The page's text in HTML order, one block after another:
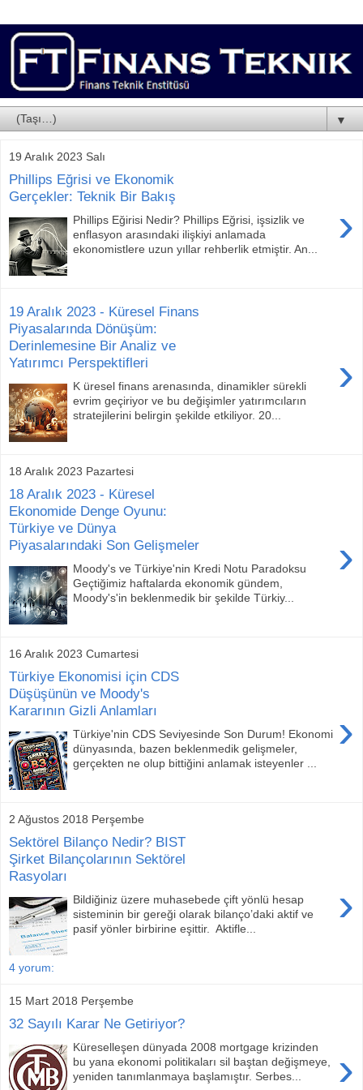
▼
19 Aralık 2023 Salı
Phillips Eğrisi ve Ekonomik
Gerçekler: Teknik Bir Bakış
›
Phillips Eğirisi Nedir? Phillips Eğrisi, işsizlik ve
enflasyon arasındaki ilişkiyi anlamada
ekonomistlere uzun yıllar rehberlik etmiştir. An...
19 Aralık 2023 - Küresel Finans
Piyasalarında Dönüşüm:
Derinlemesine Bir Analiz ve
Yatırımcı Perspektifleri
›
K üresel finans arenasında, dinamikler sürekli
evrim geçiriyor ve bu değişimler yatırımcıların
stratejilerini belirgin şekilde etkiliyor. 20...
18 Aralık 2023 Pazartesi
18 Aralık 2023 - Küresel
Ekonomide Denge Oyunu:
Türkiye ve Dünya
Piyasalarındaki Son Gelişmeler
›
Moody's ve Türkiye'nin Kredi Notu Paradoksu
Geçtiğimiz haftalarda ekonomik gündem,
Moody's'in beklenmedik bir şekilde Türkiy...
16 Aralık 2023 Cumartesi
Türkiye Ekonomisi için CDS
Düşüşünün ve Moody's
Kararının Gizli Anlamları
›
Türkiye'nin CDS Seviyesinde Son Durum! Ekonomi
dünyasında, bazen beklenmedik gelişmeler,
gerçekten ne olup bittiğini anlamak isteyenler ...
2 Ağustos 2018 Perşembe
Sektörel Bilanço Nedir? BIST
Şirket Bilançolarının Sektörel
Rasyoları
›
Bildiğiniz üzere muhasebede çift yönlü hesap
sisteminin bir gereği olarak bilanço’daki aktif ve
pasif yönler birbirine eşittir. Aktifle...
4 yorum:
15 Mart 2018 Perşembe
32 Sayılı Karar Ne Getiriyor?
›
Küreselleşen dünyada 2008 mortgage krizinden
bu yana ekonomi politikaları sil baştan değişmeye,
yeniden tanımlanmaya başlamıştır. Serbes...